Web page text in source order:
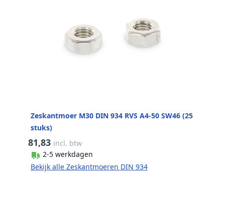
Zeskantmoer M30 DIN 934 RVS A4-50 SW46 (25
stuks)
81,83 incl. btw
2-5 werkdagen
Bekijk alle Zeskantmoeren DIN 934